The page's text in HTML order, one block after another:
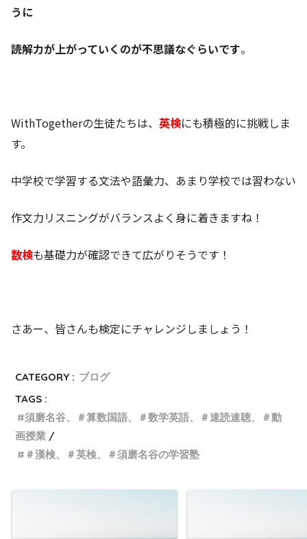
うに
読解力が上がっていくのが不思議なぐらいです。
WithTogetherの生徒たちは、 英検にも積極的に挑戦しま
す。
中学校で学習する文法や語彙力、あまり学校では習わない
作文力リスニングがバランスよく身に着きますね！
数検も基礎力が確認できて広がりそうです！
さあー、皆さんも検定にチャレンジしましょう！
CATEGORY : ブログ
TAGS :
須磨名谷、＃算数国語、＃数学英語、＃速読速聴、＃動
画授業
＃漢検、＃英検、＃須磨名谷の学習塾